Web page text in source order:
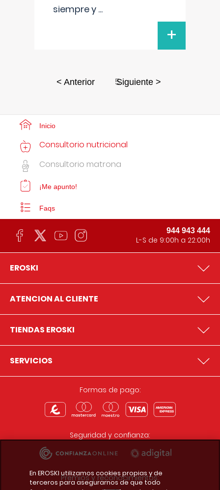
siempre y ...
+
< Anterior 5
Siguiente >
Inicio
Consultorio nutricional
Consultorio matrona
¡Me apunto!
Faqs
944 943 444
L-S de 9:00h a 22:00h
EROSKI
ATENCION AL CLIENTE
TIENDAS EROSKI
SERVICIOS
Formas de pago:
Seguridad y confianza:
Premios y reconocimientos:
En EROSKI utilizamos cookies propias y de
terceros para asegurarnos de que todo